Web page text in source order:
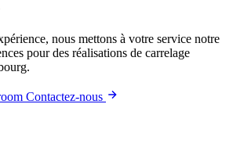
nous mettons à votre service notre
pour des réalisations de carrelage
Contactez-nous